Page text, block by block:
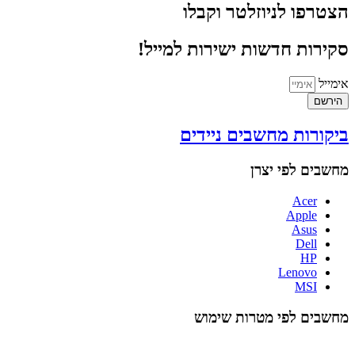
הצטרפו לניוזלטר וקבלו
סקירות חדשות ישירות למייל!
אימייל
הירשם
ביקורות מחשבים ניידים
מחשבים לפי יצרן
Acer
Apple
Asus
Dell
HP
Lenovo
MSI
מחשבים לפי מטרות שימוש